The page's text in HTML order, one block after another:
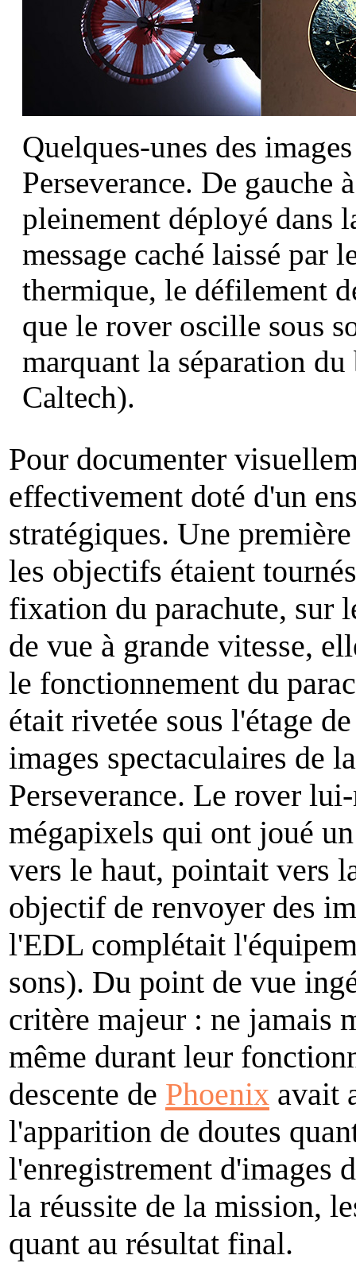
Quelques-unes des
Perseverance. De
pleinement déployé dans
message caché laissé
thermique, le défilement
que le rover oscille sous
marquant la séparation
Caltech).
Pour documenter
effectivement doté d'un
stratégiques. Une
les objectifs étaient
fixation du parachute, sur
de vue à grande vitesse,
le fonctionnement du
était rivetée sous l'étage
images spectaculaires de
Perseverance. Le rover
mégapixels qui ont joué
vers le haut, pointait vers
objectif de renvoyer des
l'EDL complétait
sons). Du point de vue
critère majeur : ne jamais
même durant leur
descente de Phoenix avait
l'apparition de doutes
l'enregistrement d'images
la réussite de la mission,
quant au résultat final.